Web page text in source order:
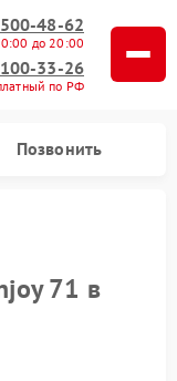
48-62
до 20:00
33-26
по РФ
Позвонить
71 в